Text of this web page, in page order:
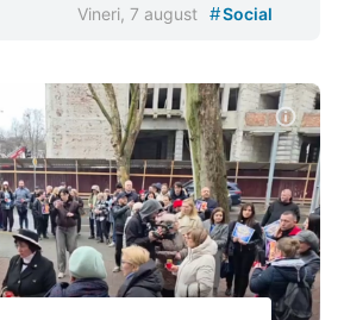
Vineri, 7 august #Social